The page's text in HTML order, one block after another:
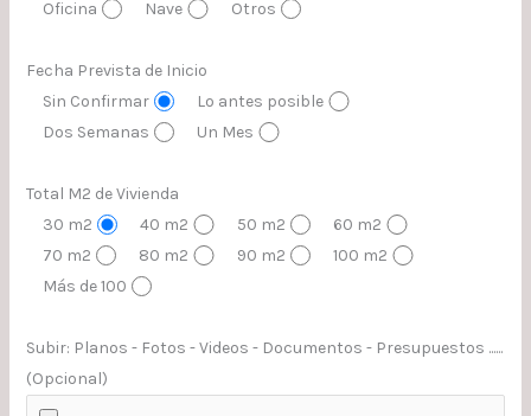
Oficina Nave Otros
Fecha Prevista de Inicio
Sin Confirmar
Lo antes posible
Dos Semanas
Un Mes
Total M2 de Vivienda
30 m2
40 m2 50 m2
60 m2
70 m2
80 m2 90 m2
100 m2
Más de 100
Subir: Planos - Fotos - Videos - Documentos - Presupuestos ......
(Opcional)